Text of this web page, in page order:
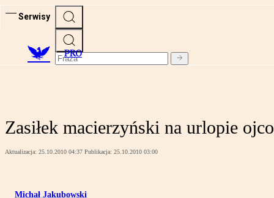
Serwisy
PRO
Zasiłek macierzyński na urlopie
Aktualizacja: 25.10.2010 04:37 Publikacja: 25.10.2010 03:00
Michał Jakubowski